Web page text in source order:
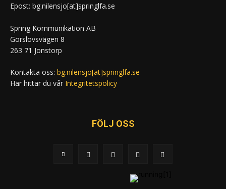
Epost: bg.nilensjo[at]springlfa.se
Spring Kommunikation AB
Görslövsvägen 8
263 71 Jonstorp
Kontakta oss: bg.nilensjo[at]springlfa.se
Här hittar du vår Integritetspolicy
FÖLJ OSS